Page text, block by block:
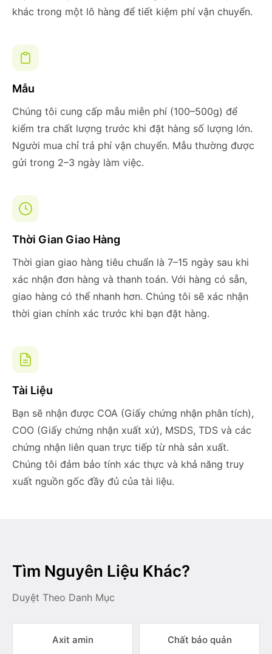
khác trong một lô hàng để tiết kiệm phí vận chuyển.
Mẫu
Chúng tôi cung cấp mẫu miễn phí (100–500g) để
kiểm tra chất lượng trước khi đặt hàng số lượng lớn.
Người mua chỉ trả phí vận chuyển. Mẫu thường được
gửi trong 2–3 ngày làm việc.
Thời Gian Giao Hàng
Thời gian giao hàng tiêu chuẩn là 7–15 ngày sau khi
xác nhận đơn hàng và thanh toán. Với hàng có sẵn,
giao hàng có thể nhanh hơn. Chúng tôi sẽ xác nhận
thời gian chính xác trước khi bạn đặt hàng.
Tài Liệu
Bạn sẽ nhận được COA (Giấy chứng nhận phân tích),
COO (Giấy chứng nhận xuất xứ), MSDS, TDS và các
chứng nhận liên quan trực tiếp từ nhà sản xuất.
Chúng tôi đảm bảo tính xác thực và khả năng truy
xuất nguồn gốc đầy đủ của tài liệu.
Tìm Nguyên Liệu Khác?
Duyệt Theo Danh Mục
Axit amin Chất bảo quản